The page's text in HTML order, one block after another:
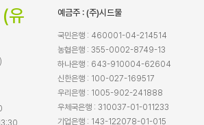
유
예금주 : (주)시드물
국민은행 : 460001-04-214514
농협은행 : 355-0002-8749-13
하나은행 : 643-910004-62604
신한은행 : 100-027-169517
우리은행 : 1005-902-241888
우체국은행 : 310037-01-011233
기업은행 : 143-122078-01-015